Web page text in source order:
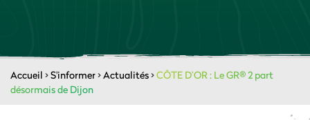
Accueil >S'informer>Actualités>CÔTE D’OR : Le GR® 2 part
désormais de Dijon